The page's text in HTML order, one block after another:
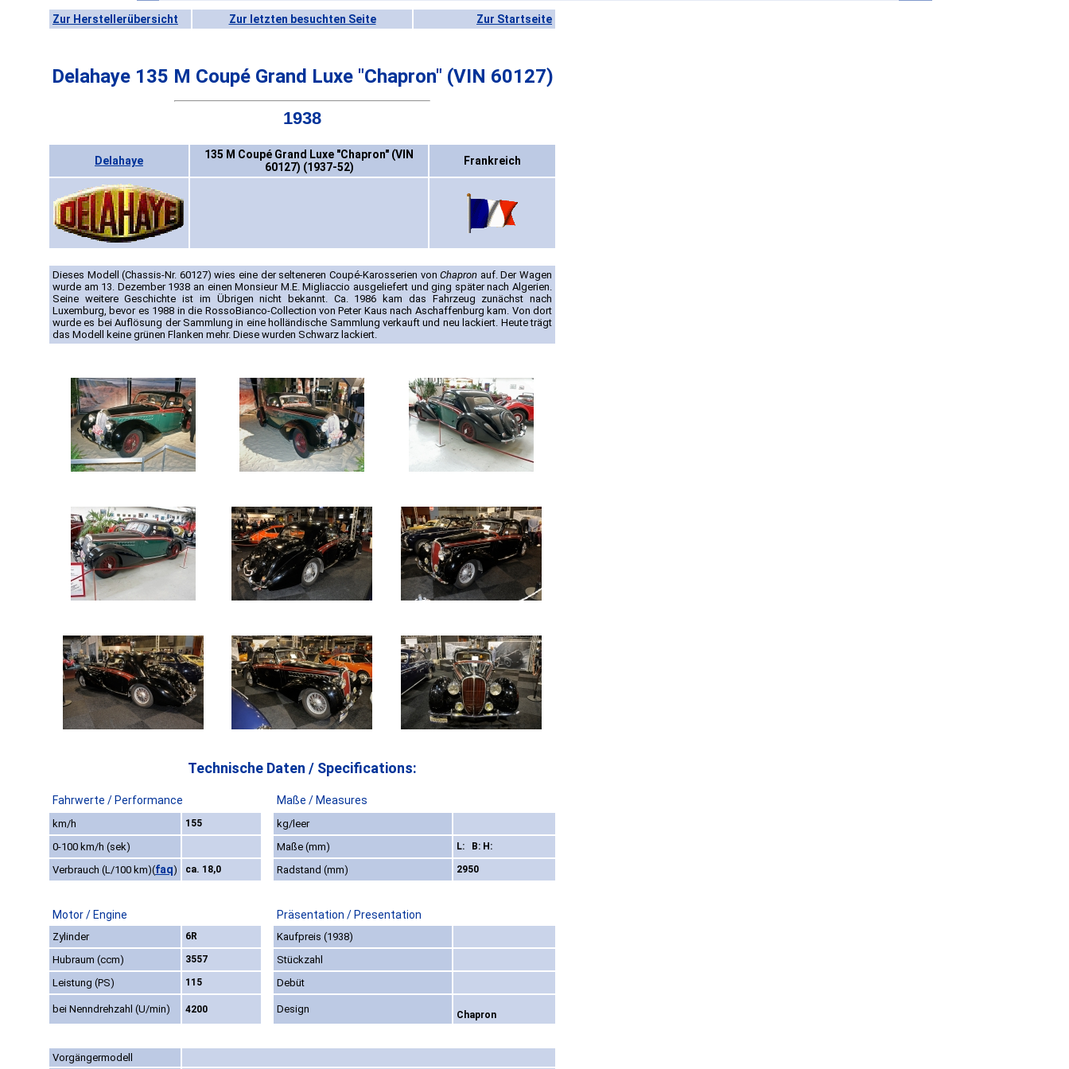
Zur Herstellerübersicht Zur letzten besuchten Seite Zur Startseite
Delahaye 135 M Coupé Grand Luxe "Chapron" (VIN 60127)
1938
Delahaye
135 M Coupé Grand Luxe "Chapron" (VIN
60127) (1937-52)
Frankreich
Dieses Modell (Chassis-Nr. 60127) wies eine der selteneren Coupé-Karosserien vonChapron auf. Der Wagen
wurde am 13. Dezember 1938 an einen Monsieur M.E. Migliaccio ausgeliefert und ging später nach Algerien.
Seine weitere Geschichte ist im Übrigen nicht bekannt. Ca. 1986 kam das Fahrzeug zunächst nach
Luxemburg, bevor es 1988 in die RossoBianco-Collection von Peter Kaus nach Aschaffenburg kam. Von dort
wurde es bei Auflösung der Sammlung in eine holländische Sammlung verkauft und neu lackiert. Heute trägt
das Modell keine grünen Flanken mehr. Diese wurden Schwarz lackiert.
Technische Daten / Specifications:
Fahrwerte / Performance Maße / Measures
km/h 155
kg/leer
0-100 km/h (sek)
Maße (mm) L: B: H:
Verbrauch (L/100 km)(faq) ca. 18,0 Radstand (mm) 2950
Motor / Engine Präsentation / Presentation
Zylinder 6R
Kaufpreis (1938)
Hubraum (ccm)
3557
Stückzahl
Leistung (PS)
115 Debüt
bei Nenndrehzahl (U/min) 4200 Design Chapron
Vorgängermodell